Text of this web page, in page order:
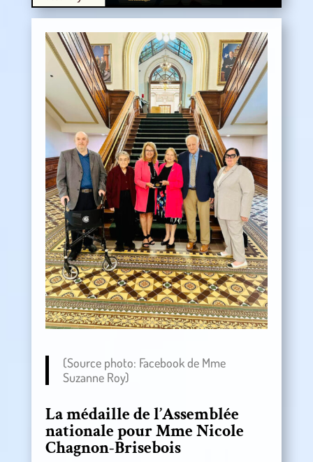
(Source photo: Facebook de Mme
Suzanne Roy)
La médaille de l’Assemblée
nationale pour Mme Nicole
Chagnon-Brisebois